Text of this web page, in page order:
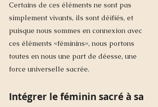
Certains de ces éléments ne sont pas
simplement vivants, ils sont déifiés, et
puisque nous sommes en connexion avec
ces éléments «féminins», nous portons
toutes en nous une part de déesse, une
force universelle sacrée.
Intégrer le féminin sacré à sa